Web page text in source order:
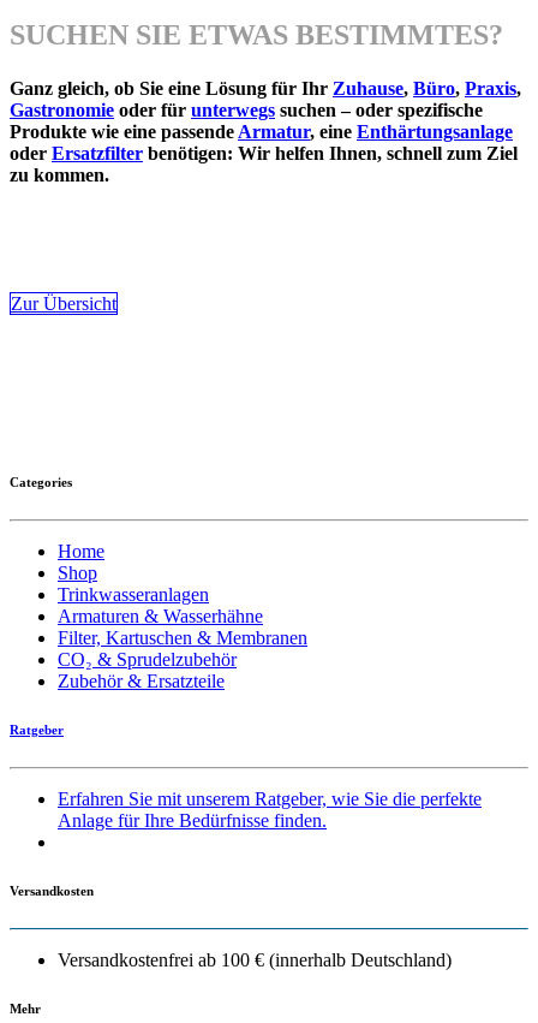
SUCHEN SIE ETWAS BESTIMMTES?
Ganz gleich, ob Sie eine Lösung für Ihr Zuhause, Büro, Praxis,
Gastronomie oder für unterwegs suchen – oder spezifische
Produkte wie eine passende Armatur, eine Enthärtungsanlage
oder Ersatzfilter benötigen: Wir helfen Ihnen, schnell zum Ziel
zu kommen.
Zur Übersicht
Categories
Home
Shop
Trinkwasseranlagen
Armaturen & Wasserhähne
Filter, Kartuschen & Membranen
CO₂ & Sprudelzubehör
Zubehör & Ersatzteile
Ratgeber
Erfahren Sie mit unserem Ratgeber, wie Sie die perfekte
Anlage für Ihre Bedürfnisse finden.
Versandkosten
Versandkostenfrei ab 100 € (innerhalb Deutschland)
Mehr